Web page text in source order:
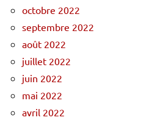
octobre 2022
septembre 2022
août 2022
juillet 2022
juin 2022
mai 2022
avril 2022